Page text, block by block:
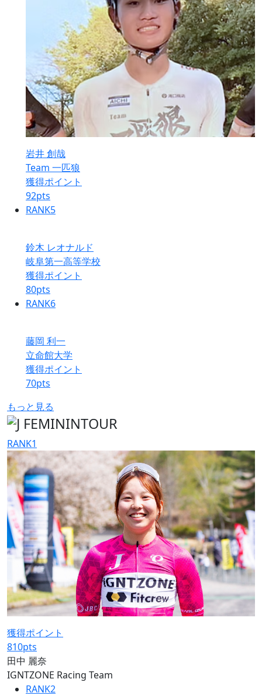
岩井 創哉
Team 一匹狼
獲得ポイント
92pts
RANK5
鈴木 レオナルド
岐阜第一高等学校
獲得ポイント
80pts
RANK6
藤岡 利一
立命館大学
獲得ポイント
70pts
もっと見る
RANK1
獲得ポイント
810pts
田中 麗奈
IGNTZONE Racing Team
RANK2